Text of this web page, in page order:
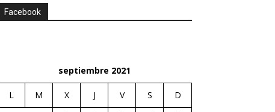
Facebook
septiembre 2021
L M X J V S
D